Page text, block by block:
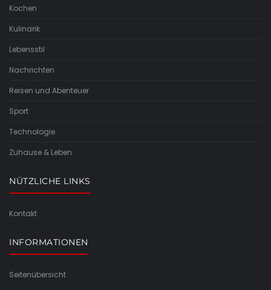
Kochen
Kulinarik
Lebensstil
Nachrichten
Reisen und Abenteuer
Sport
Technologie
Zuhause & Leben
NÜTZLICHE LINKS
Kontakt
INFORMATIONEN
Seitenübersicht